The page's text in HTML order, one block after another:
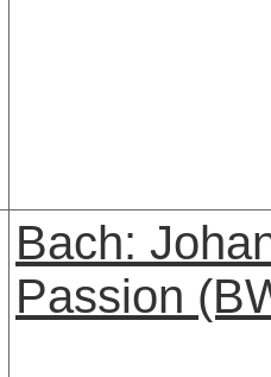
Bach:
Passion